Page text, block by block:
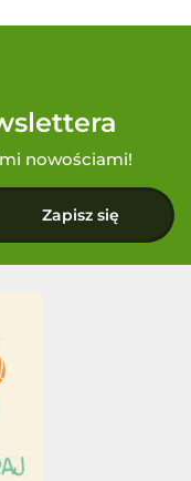
nowościami!